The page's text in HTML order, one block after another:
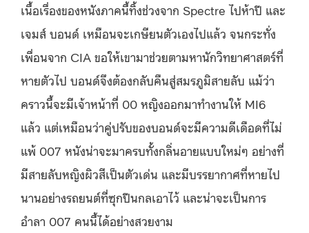
เนื้อเรื่องของหนังภาคนี้ทิ้งช่วงจาก Spectre ไปห้าปี และ
เจมส์ บอนด์ เหมือนจะเกษียนตัวเองไปแล้ว จนกระทั่ง
เพื่อนจาก CIA ขอให้เขามาช่วยตามหานักวิทยาศาสตร์ที่
หายตัวไป บอนด์จึงต้องกลับคืนสู่สมรภูมิสายลับ แม้ว่า
คราวนี้จะมีเจ้าหน้าที่ 00 หญิงออกมาทำงานให้ MI6
แล้ว แต่เหมือนว่าคู่ปรับของบอนด์จะมีความดีเดือดที่ไม่
แพ้ 007 หนังน่าจะมาครบทั้งกลิ่นอายแบบใหม่ๆ อย่างที่
มีสายลับหญิงผิวสีเป็นตัวเด่น และมีบรรยากาศที่หายไป
นานอย่างรถยนต์ที่ซุกปืนกลเอาไว้ และน่าจะเป็นการ
อำลา 007 คนนี้ได้อย่างสวยงาม